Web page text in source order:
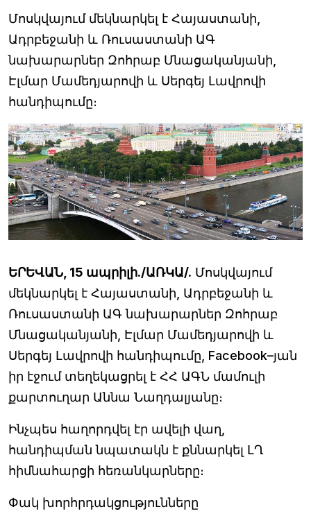
Մոսկվայում մեկնարկել է Հայաստանի,
Ադրբեջանի և Ռուսաստանի ԱԳ
նախարարներ Զոհրաբ Մնացականյանի,
Էլմար Մամեդյարովի և Սերգեյ Լավրովի
հանդիպումը։
ԵՐԵՎԱՆ, 15 ապրիլի./ԱՌԿԱ/. Մոսկվայում
մեկնարկել է Հայաստանի, Ադրբեջանի և
Ռուսաստանի ԱԳ նախարարներ Զոհրաբ
Մնացականյանի, Էլմար Մամեդյարովի և
Սերգեյ Լավրովի հանդիպումը, Facebook–յան
իր էջում տեղեկացրել է ՀՀ ԱԳՆ մամուլի
քարտուղար Աննա Նաղդալյանը։
Ինչպես հաղորդվել էր ավելի վաղ,
հանդիպման նպատակն է քննարկել ԼՂ
հիմնահարցի հեռանկարները։
Փակ խորհրդակցությունները